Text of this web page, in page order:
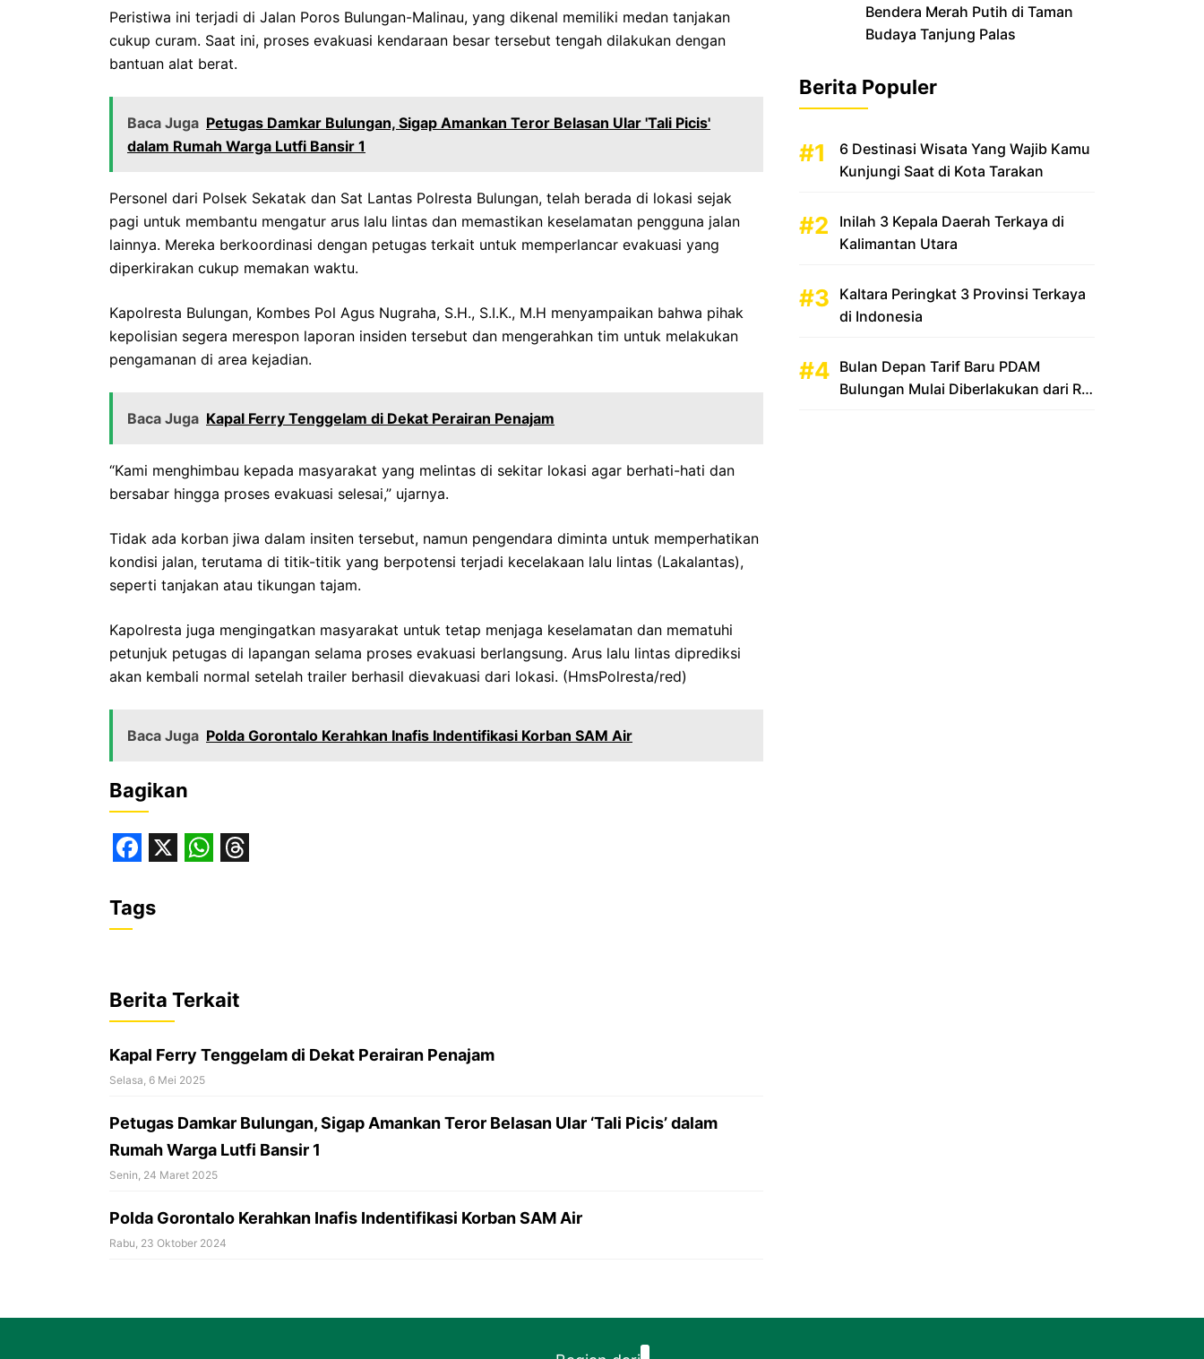
Peristiwa ini terjadi di Jalan Poros Bulungan-Malinau, yang dikenal memiliki medan tanjakan
cukup curam. Saat ini, proses evakuasi kendaraan besar tersebut tengah dilakukan dengan
bantuan alat berat.
Baca Juga Petugas Damkar Bulungan, Sigap Amankan Teror Belasan Ular 'Tali Picis'
dalam Rumah Warga Lutfi Bansir 1
Personel dari Polsek Sekatak dan Sat Lantas Polresta Bulungan, telah berada di lokasi sejak
pagi untuk membantu mengatur arus lalu lintas dan memastikan keselamatan pengguna jalan
lainnya. Mereka berkoordinasi dengan petugas terkait untuk memperlancar evakuasi yang
diperkirakan cukup memakan waktu.
Kapolresta Bulungan, Kombes Pol Agus Nugraha, S.H., S.I.K., M.H menyampaikan bahwa pihak
kepolisian segera merespon laporan insiden tersebut dan mengerahkan tim untuk melakukan
pengamanan di area kejadian.
Baca Juga Kapal Ferry Tenggelam di Dekat Perairan Penajam
“Kami menghimbau kepada masyarakat yang melintas di sekitar lokasi agar berhati-hati dan
bersabar hingga proses evakuasi selesai,” ujarnya.
Tidak ada korban jiwa dalam insiten tersebut, namun pengendara diminta untuk memperhatikan
kondisi jalan, terutama di titik-titik yang berpotensi terjadi kecelakaan lalu lintas (Lakalantas),
seperti tanjakan atau tikungan tajam.
Kapolresta juga mengingatkan masyarakat untuk tetap menjaga keselamatan dan mematuhi
petunjuk petugas di lapangan selama proses evakuasi berlangsung. Arus lalu lintas diprediksi
akan kembali normal setelah trailer berhasil dievakuasi dari lokasi. (HmsPolresta/red)
Baca Juga Polda Gorontalo Kerahkan Inafis Indentifikasi Korban SAM Air
Bagikan
a
c
b
o
o
k
s
A
p
p
a
d
s
Tags
Berita Terkait
Kapal Ferry Tenggelam di Dekat Perairan Penajam
Selasa, 6 Mei 2025
Petugas Damkar Bulungan, Sigap Amankan Teror Belasan Ular ‘Tali Picis’ dalam
Rumah Warga Lutfi Bansir 1
Senin, 24 Maret 2025
Polda Gorontalo Kerahkan Inafis Indentifikasi Korban SAM Air
Rabu, 23 Oktober 2024
Bendera Merah Putih di Taman
Budaya Tanjung Palas
Berita Populer
6 Destinasi Wisata Yang Wajib Kamu
Kunjungi Saat di Kota Tarakan
Inilah 3 Kepala Daerah Terkaya di
Kalimantan Utara
Kaltara Peringkat 3 Provinsi Terkaya
di Indonesia
Bulan Depan Tarif Baru PDAM
Bulungan Mulai Diberlakukan dari Rp